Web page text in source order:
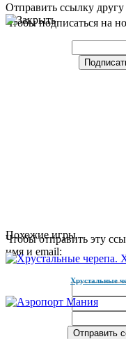
Чтобы подписаться на
Отправить ссылку другу
Чтобы отправить эту
имя и email:
Похожие игры
Хрустальные